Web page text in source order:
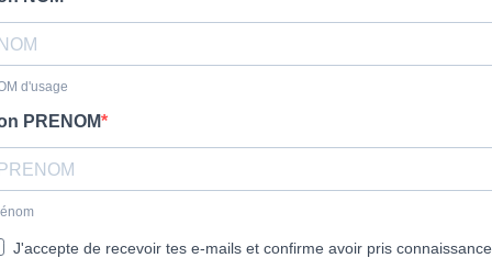
d'usage
PRENOM
J'accepte de recevoir tes e-mails et confirme avoir pris connaissance